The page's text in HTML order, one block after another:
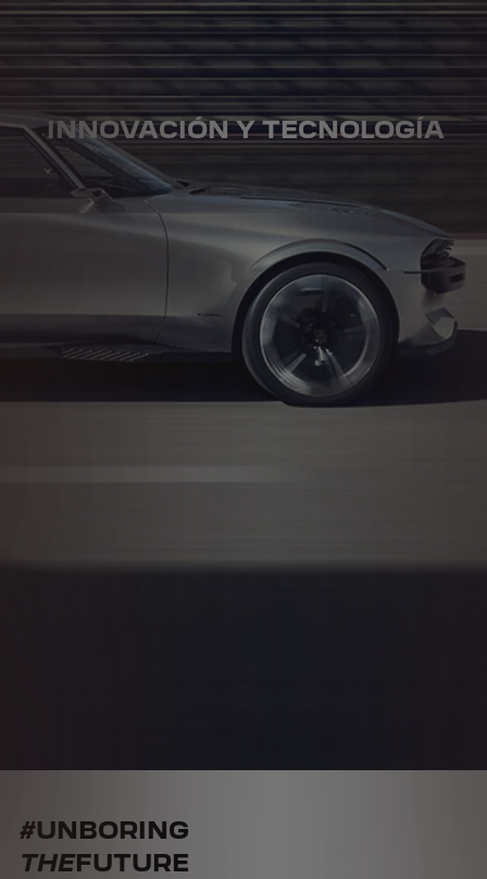
INNOVACIÓN Y TECNOLOGÍA
#UNBORING
THEFUTURE